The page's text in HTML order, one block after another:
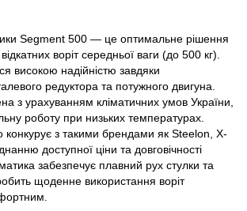
Segment 500 — це оптимальне рішення
воріт середньої ваги (до 500 кг).
високою надійністю завдяки
редуктора та потужного двигуна.
з урахуванням кліматичних умов України,
роботу при низьких температурах.
конкурує з такими брендами як Steelon, X-
доступної ціни та довговічності
забезпечує плавний рух стулки та
щоденне використання воріт